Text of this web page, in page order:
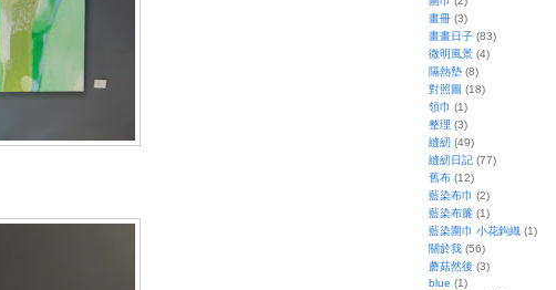
畫冊 (3)
畫畫日子 (83)
微明風景 (4)
隔熱墊 (8)
對照圖 (18)
領巾 (1)
整理 (3)
縫紉 (49)
縫紉日記 (77)
舊布 (12)
藍染布巾 (2)
藍染布簾 (1)
藍染圍巾 小花鉤織 (1)
關於我 (56)
蘑菇然後 (3)
blue (1)